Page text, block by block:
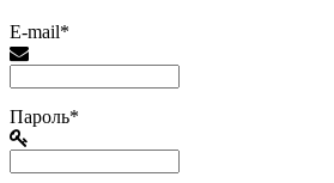
E-mail*
Пароль*